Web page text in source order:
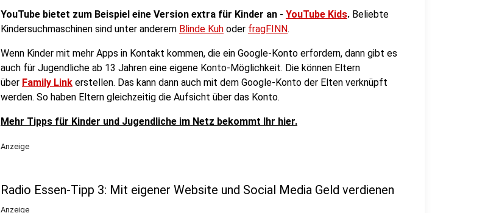
YouTube bietet zum Beispiel eine Version extra für Kinder an - YouTube Kids. Beliebte
Kindersuchmaschinen sind unter anderem Blinde Kuh oder fragFINN.
Wenn Kinder mit mehr Apps in Kontakt kommen, die ein Google-Konto erfordern, dann gibt es
auch für Jugendliche ab 13 Jahren eine eigene Konto-Möglichkeit. Die können Eltern
über Family Link erstellen. Das kann dann auch mit dem Google-Konto der Elten verknüpft
werden. So haben Eltern gleichzeitig die Aufsicht über das Konto.
Mehr Tipps für Kinder und Jugendliche im Netz bekommt Ihr hier.
Anzeige
Radio Essen-Tipp 3: Mit eigener Website und Social Media Geld verdienen
Anzeige